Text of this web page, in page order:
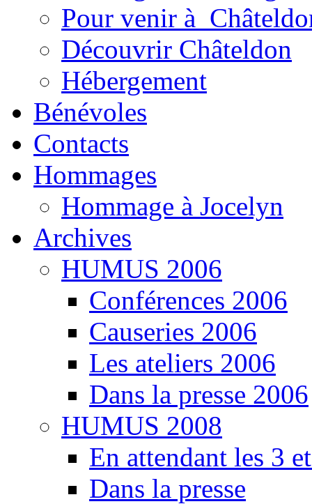
Pour venir à
Découvrir Châteldon
Hébergement
Bénévoles
Contacts
Hommages
Hommage à Jocelyn
Archives
HUMUS 2006
Conférences 2006
Causeries 2006
Les ateliers 2006
Dans la presse 2006
HUMUS 2008
En attendant les 3
Dans la presse